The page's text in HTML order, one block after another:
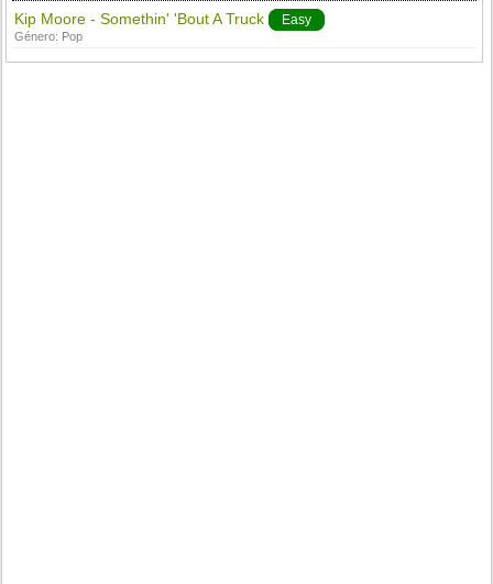
Kip Moore - Somethin' 'Bout A Truck Easy
Género: Pop